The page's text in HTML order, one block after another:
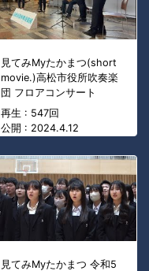
見てみMyたかまつ(short
movie.)高松市役所吹奏楽
団 フロアコンサート
再生 : 547回
公開 : 2024.4.12
見てみMyたかまつ 令和5